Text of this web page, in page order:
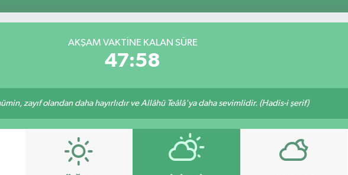
AKŞAM VAKTINE KALAN SÜRE
47:58
zayıf olandan daha hayırlıdır ve Allâhü Teâlâ'ya daha sevimlidir. (Hadis-i şerif)